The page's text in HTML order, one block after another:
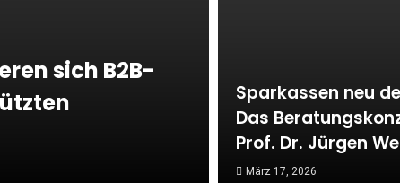
sich B2B-
Sparkassen neu
Das
Prof. Dr. Jürgen
März 17, 2026